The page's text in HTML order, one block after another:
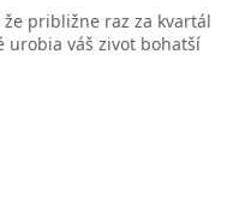
približne raz za kvartál
urobia váš zivot bohatší